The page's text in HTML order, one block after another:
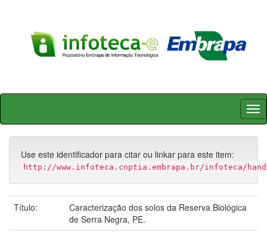
Skip
Use este identificador para citar ou linkar para este item:
http://www.infoteca.cnptia.embrapa.br/infoteca/
Título:
Caracterização dos solos da Reserva Biológica
de Serra Negra, PE.